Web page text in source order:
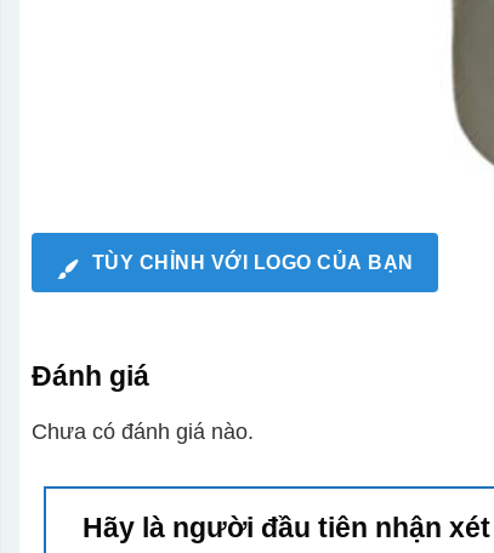
TÙY CHỈNH VỚI LOGO CỦA BẠN
Đánh giá
Chưa có đánh giá nào.
Hãy là người đầu tiên nhận